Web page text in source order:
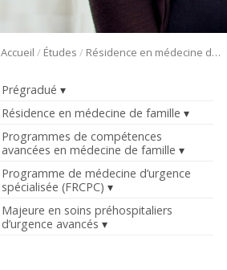
Accueil / Études / Résidence en médecine de famille
Prégradué
Résidence en médecine de famille
Programmes de compétences
avancées en médecine de famille
Programme de médecine d’urgence
spécialisée (FRCPC)
Majeure en soins préhospitaliers
d’urgence avancés